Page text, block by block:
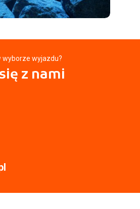
wyborze wyjazdu?
z nami